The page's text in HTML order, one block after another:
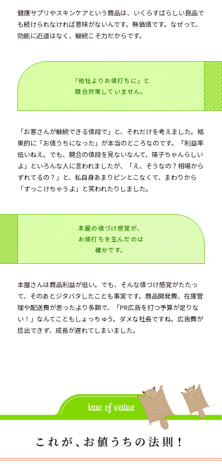
健康サプリやスキンケアという商品は、いくらすばらしい良品で
も続けられなければ意味がないんです。無価値です。なぜって、
効能に近道はなく、継続こそ力だからです。
「他社よりお値打ちに」と
競合対策していません。
「お客さんが継続できる値段で」と、それだけを考えました。結
果的に「お値うちになった」が本当のところなのです。「利益率
低いねえ。でも、競合の値段を見ないなんて、陽子ちゃんらしい
よ」といろんな人に言われましたが、「え、そうなの？相場から
ずれてるの？」と、私自身あまりピンとこなくて、まわりから
「ずっこけちゃうよ」と笑われたりしました。
本屋の値づけ感覚が、
お値打ちを生んだのは
確かです。
本屋さんは商品利益が低い。でも、そんな値づけ感覚がたたっ
て、そのあとジタバタしたことも事実です。商品開発費、在庫管
理や配送費が思ったより多額で、「PR広告を打つ予算が足りな
い！」なんてこともしょっちゅう。ダメな社長ですね。広告費が
捻出できず、成長が遅れてしまいました。